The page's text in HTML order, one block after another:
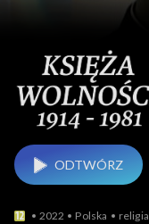
ODTWÓRZ
2022 Polska religia